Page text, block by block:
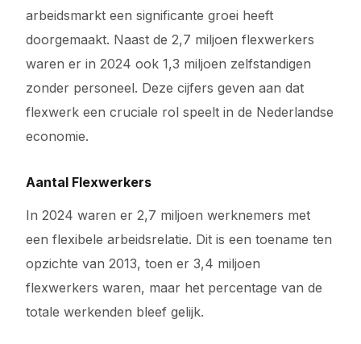
arbeidsmarkt een significante groei heeft
doorgemaakt. Naast de 2,7 miljoen flexwerkers
waren er in 2024 ook 1,3 miljoen zelfstandigen
zonder personeel. Deze cijfers geven aan dat
flexwerk een cruciale rol speelt in de Nederlandse
economie.
Aantal Flexwerkers
In 2024 waren er 2,7 miljoen werknemers met
een flexibele arbeidsrelatie. Dit is een toename ten
opzichte van 2013, toen er 3,4 miljoen
flexwerkers waren, maar het percentage van de
totale werkenden bleef gelijk.